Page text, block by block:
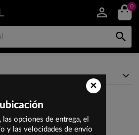
0

/ Parafina
×
las opciones de entrega, el
y las velocidades de envío